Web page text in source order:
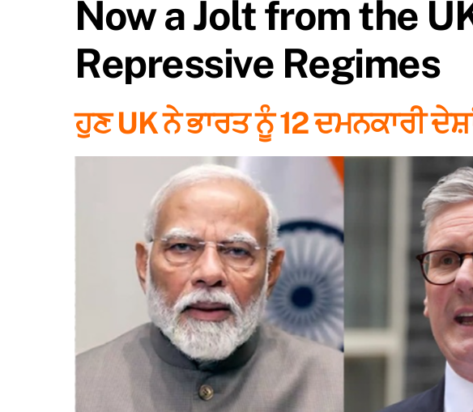
Now a Jolt from the
Repressive Regimes
ਹੁਣ UK ਨੇ ਭਾਰਤ ਨੂੰ 12 ਦਮਨਕਾਰੀ